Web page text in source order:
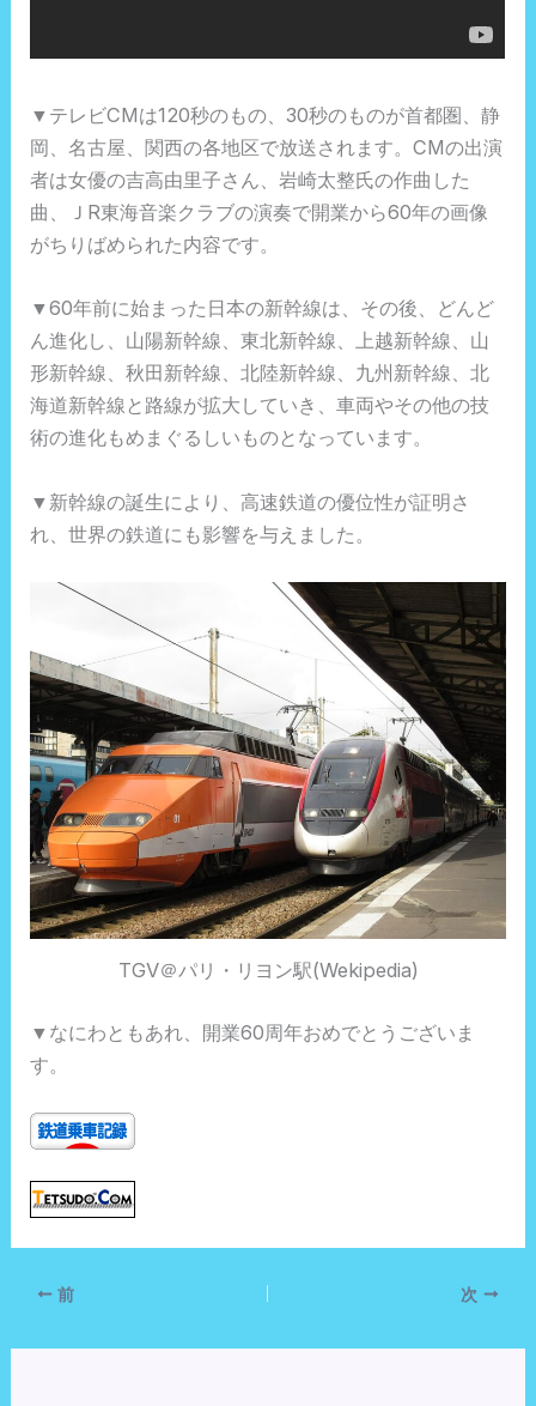
▼テレビCMは120秒のもの、30秒のものが首都圏、静
岡、名古屋、関西の各地区で放送されます。CMの出演
者は女優の吉高由里子さん、岩崎太整氏の作曲した
曲、ＪR東海音楽クラブの演奏で開業から60年の画像
がちりばめられた内容です。
▼60年前に始まった日本の新幹線は、その後、どんど
ん進化し、山陽新幹線、東北新幹線、上越新幹線、山
形新幹線、秋田新幹線、北陸新幹線、九州新幹線、北
海道新幹線と路線が拡大していき、車両やその他の技
術の進化もめまぐるしいものとなっています。
▼新幹線の誕生により、高速鉄道の優位性が証明さ
れ、世界の鉄道にも影響を与えました。
TGV＠パリ・リヨン駅(Wekipedia)
▼なにわともあれ、開業60周年おめでとうございま
す。
前 次